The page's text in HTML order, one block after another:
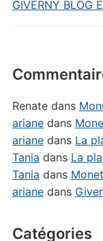
GIVERNY BLOG
Renatedans
arianedans
arianedans La
Tania dans La
Tania dans
arianedans
Catégories